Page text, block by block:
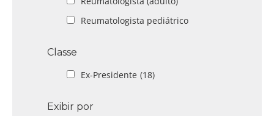
Reumatologista pediátrico
Classe
Ex-Presidente (18)
Exibir por